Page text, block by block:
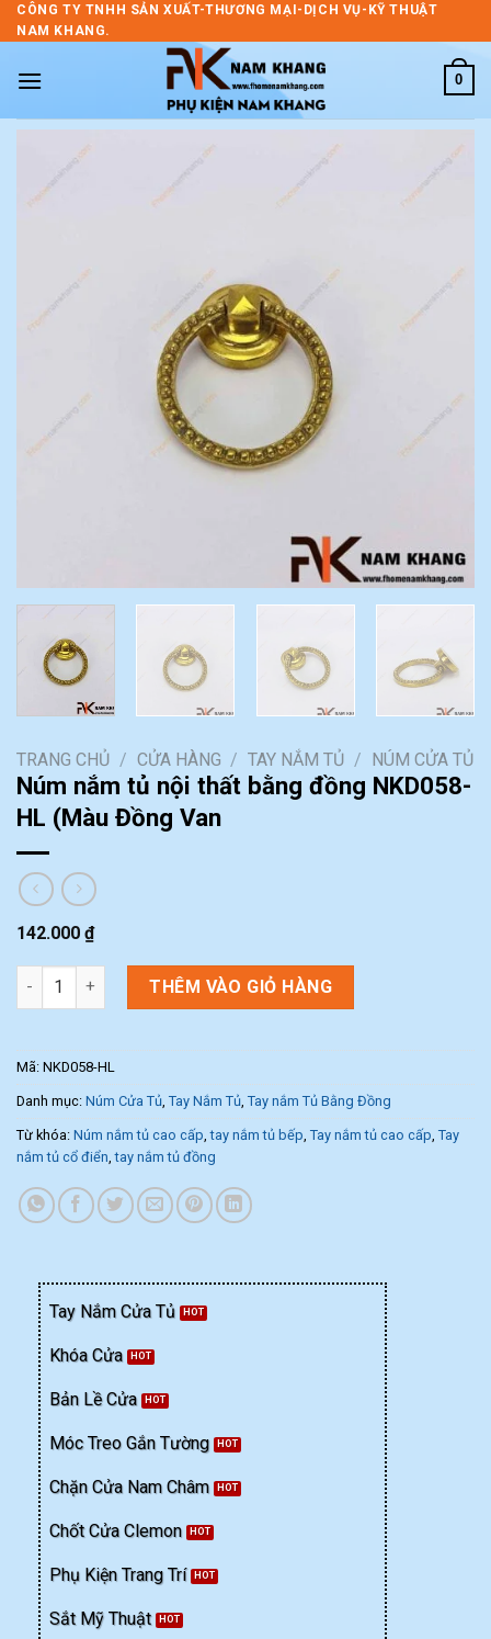
Skip
to
CÔNG TY TNHH SẢN XUẤT-THƯƠNG MẠI-DỊCH VỤ-KỸ THUẬT
NAM KHANG.
0
TRANG CHỦ / CỬA HÀNG / TAY NẮM TỦ / NÚM CỬA TỦ
Núm nắm tủ nội thất bằng đồng NKD058-
HL (Màu Đồng Van
142.000 ₫
Núm nắm tủ nội thất bằng đồng NKD058-HL (Màu Đồng Van số
THÊM VÀO GIỎ HÀNG
Mã: NKD058-HL
Danh mục: Núm Cửa Tủ Tay Nắm Tủ Tay nắm Tủ Bằng Đồng
Từ khóa: Núm nắm tủ cao cấp ,tay nắm tủ bếp Tay nắm tủ cao cấp Tay
nắm tủ cổ điển ,tay nắm tủ đồng
Tay Nắm Cửa Tủ
Khóa Cửa
Bản Lề Cửa
Móc Treo Gắn Tường
Chặn Cửa Nam Châm
Chốt Cửa Clemon
Phụ Kiện Trang Trí
Sắt Mỹ Thuật